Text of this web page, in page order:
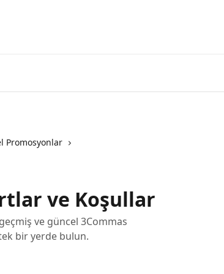
Promosyonlar
ve Koşullar
ve güncel 3Commas
bir yerde bulun.